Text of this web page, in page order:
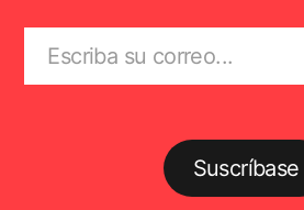
Suscríbase